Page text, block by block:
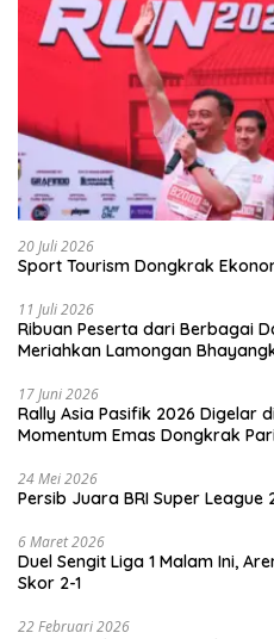
20 Juli 2026
Sport Tourism Dongkrak
11 Juli 2026
Ribuan Peserta dari Berbagai
Meriahkan Lamongan
17 Juni 2026
Rally Asia Pasifik 2026 Digelar
Momentum Emas Dongkrak
24 Mei 2026
Persib Juara BRI Super League
6 Maret 2026
Duel Sengit Liga 1 Malam Ini,
Skor 2-1
22 Februari 2026